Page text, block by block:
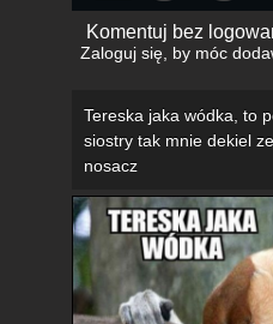
Komentuj bez
Zaloguj się, by móc
Tereska jaka wódka, to
siostry tak mnie dekiel
nosacz